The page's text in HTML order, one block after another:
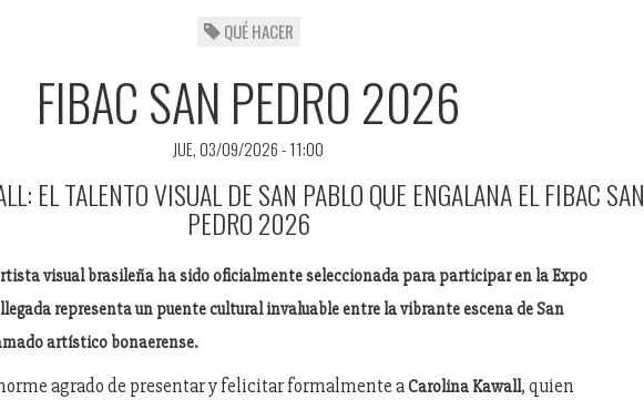
QUÉ HACER
FIBAC SAN PEDRO 2026
JUE, 03/09/2026 - 11:00
EL TALENTO VISUAL DE SAN PABLO QUE ENGALANA EL FIBAC SAN
PEDRO 2026
visual brasileña ha sido oficialmente seleccionada para participar en la Expo
llegada representa un puente cultural invaluable entre la vibrante escena de San
artístico bonaerense.
agrado de presentar y felicitar formalmente aCarolina Kawall, quien